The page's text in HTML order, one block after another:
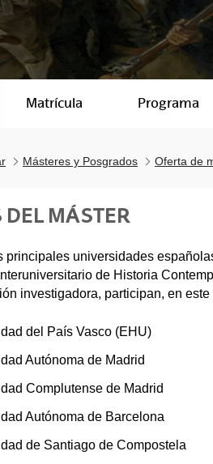
Matrícula Programa
Másteres y Posgrados Oferta de
DEL MÁSTER
principales universidades
de Historia
investigadora, participan, en este
del País Vasco (EHU)
Autónoma de Madrid
Complutense de Madrid
Autónoma de Barcelona
de Santiago de Compostela